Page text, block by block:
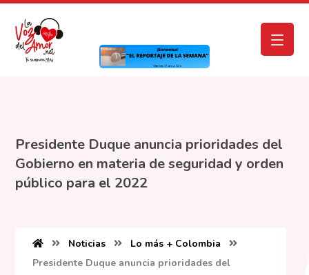
Presidente Duque anuncia prioridades del
Gobierno en materia de seguridad y orden
público para el 2022
Noticias
Lo más + Colombia
Presidente Duque anuncia prioridades del